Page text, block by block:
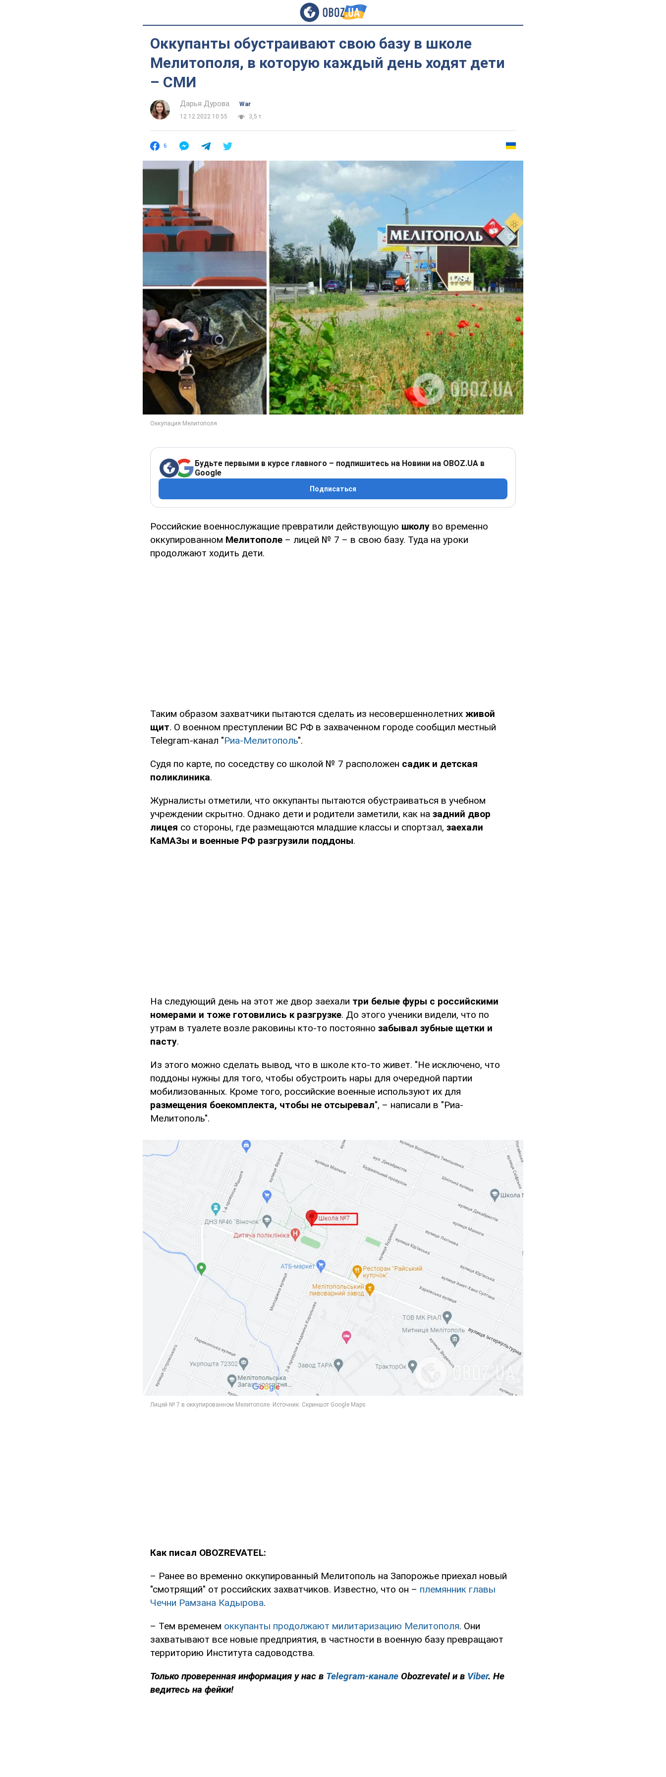
Оккупанты обустраивают свою базу в школе
Мелитополя, в которую каждый день ходят дети
– СМИ
Дарья Дурова
War
12.12.2022 10:55
3,5 т.
6
Будьте первыми в курсе главного – подпишитесь на Новини на OBOZ.UA в
Google
Подписаться
Российские военнослужащие превратили действующую школу во временно
оккупированном Мелитополе – лицей № 7 – в свою базу. Туда на уроки
продолжают ходить дети.
Таким образом захватчики пытаются сделать из несовершеннолетних живой
щит. О военном преступлении ВС РФ в захваченном городе сообщил местный
Telegram-канал "Риа-Мелитополь".
Судя по карте, по соседству со школой № 7 расположен садик и детская
поликлиника.
Журналисты отметили, что оккупанты пытаются обустраиваться в учебном
учреждении скрытно. Однако дети и родители заметили, как на задний двор
лицея со стороны, где размещаются младшие классы и спортзал, заехали
КаМАЗы и военные РФ разгрузили поддоны.
На следующий день на этот же двор заехали три белые фуры с российскими
номерами и тоже готовились к разгрузке. До этого ученики видели, что по
утрам в туалете возле раковины кто-то постоянно забывал зубные щетки и
пасту.
Из этого можно сделать вывод, что в школе кто-то живет. "Не исключено, что
поддоны нужны для того, чтобы обустроить нары для очередной партии
мобилизованных. Кроме того, российские военные используют их для
размещения боекомплекта, чтобы не отсыревал", – написали в "Риа-
Мелитополь".
Как писал OBOZREVATEL:
– Ранее во временно оккупированный Мелитополь на Запорожье приехал новый
"смотрящий" от российских захватчиков. Известно, что он – племянник главы
Чечни Рамзана Кадырова.
– Тем временем оккупанты продолжают милитаризацию Мелитополя. Они
захватывают все новые предприятия, в частности в военную базу превращают
территорию Института садоводства.
Только проверенная информация у нас в Telegram-канале Obozrevatel и в Viber. Не
ведитесь на фейки!